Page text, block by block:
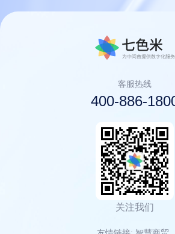
客服热线
400-886-
关注我们